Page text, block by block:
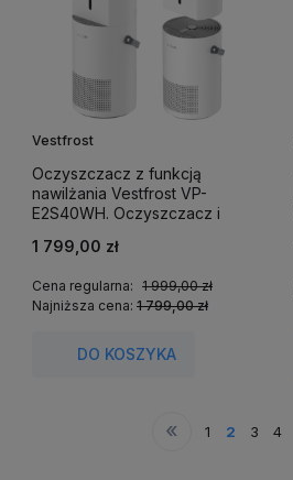
Vestfrost
Oczyszczacz z funkcją
nawilżania Vestfrost VP-
E2S40WH. Oczyszczacz i
urządzeniu do 40 metrów
1 799,00 zł
Cena regularna:
1 999,00 zł
Najniższa cena:1 799,00 zł
DO KOSZYKA
« 1 2 3 4